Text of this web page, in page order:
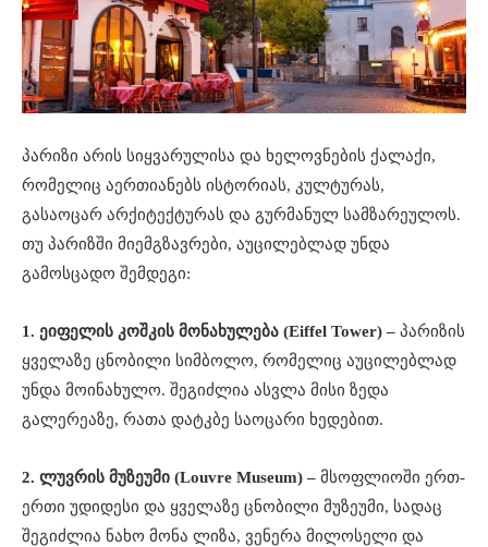
პარიზი არის სიყვარულისა და ხელოვნების ქალაქი,
რომელიც აერთიანებს ისტორიას, კულტურას,
გასაოცარ არქიტექტურას და გურმანულ სამზარეულოს.
თუ პარიზში მიემგზავრები, აუცილებლად უნდა
გამოსცადო შემდეგი:
1. ეიფელის კოშკის მონახულება (Eiffel Tower) – პარიზის
ყველაზე ცნობილი სიმბოლო, რომელიც აუცილებლად
უნდა მოინახულო. შეგიძლია ასვლა მისი ზედა
გალერეაზე, რათა დატკბე საოცარი ხედებით.
2. ლუვრის მუზეუმი (Louvre Museum) – მსოფლიოში ერთ-
ერთი უდიდესი და ყველაზე ცნობილი მუზეუმი, სადაც
შეგიძლია ნახო მონა ლიზა, ვენერა მილოსელი და